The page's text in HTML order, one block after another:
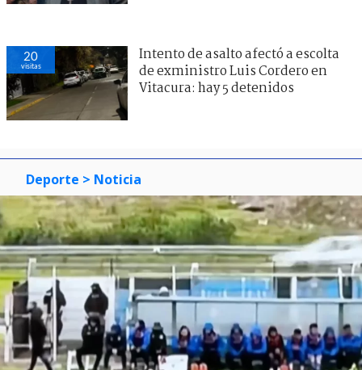
20
visitas
Intento de asalto afectó a escolta
de exministro Luis Cordero en
Vitacura: hay 5 detenidos
Deporte > Noticia